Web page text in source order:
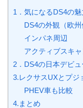
1．気になるDS4の魅
DS4の外観（欧州
インパネ周辺
アクティブスキ
2．DS4の日本デビュ
3.レクサスUXとプジ
PHEV車も比較
4.まとめ